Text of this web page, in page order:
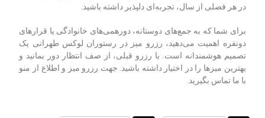
در هر فصلی از سال، تجربه‌ای دلپذیر داشته باشید.
برای شما که به جمع‌های دوستانه، دورهمی‌های خانوادگی یا قرارهای
دونفره اهمیت می‌دهید، رزرو میز در رستوران لوکس طهرانی یک
تصمیم هوشمندانه است. با رزرو قبلی، از صف انتظار دور بمانید و
بهترین میزها را در اختیار داشته باشید. جهت رزرو میز و اطلاع از منو
با ما تماس بگیرید.